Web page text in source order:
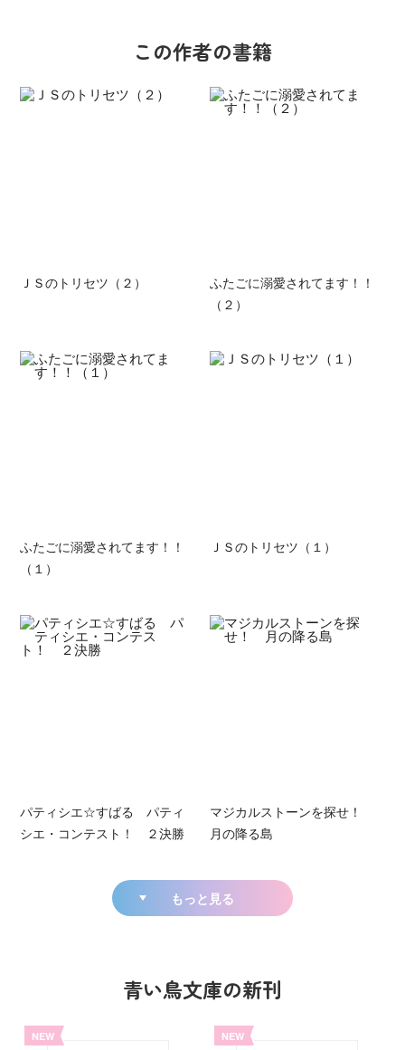
この作者の書籍
ＪＳのトリセツ（２）
ふたごに溺愛されてます！！
（２）
ふたごに溺愛されてます！！
（１）
ＪＳのトリセツ（１）
パティシエ☆すばる パティ
シエ・コンテスト！ ２決勝
マジカルストーンを探せ！
月の降る島
もっと見る
青い鳥文庫の新刊
NEW NEW